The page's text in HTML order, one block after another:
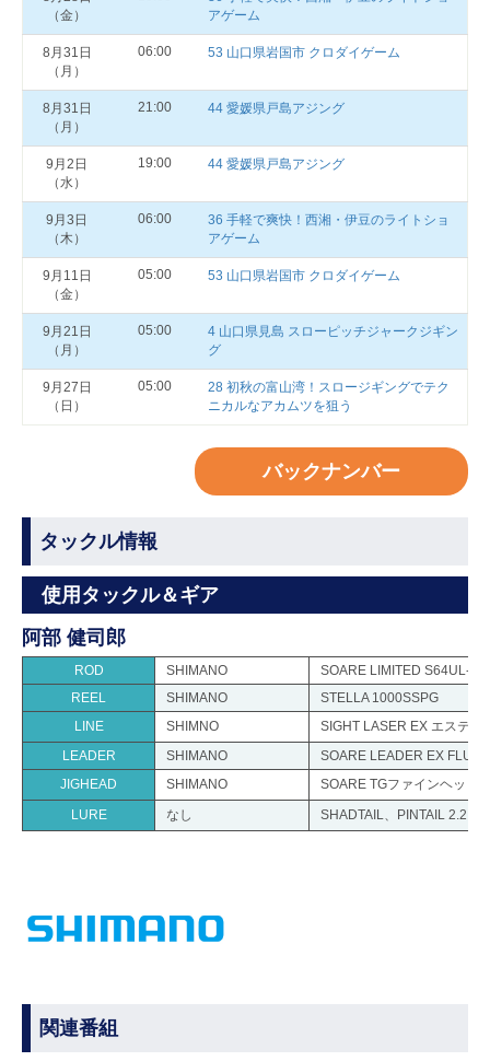
（金）
アゲーム
8月31日
（月）
06:00 53 山口県岩国市 クロダイゲーム
8月31日
（月）
21:00 44 愛媛県戸島アジング
9月2日
（水）
19:00 44 愛媛県戸島アジング
9月3日
（木）
06:00
36 手軽で爽快！西湘・伊豆のライトショ
アゲーム
9月11日
（金）
05:00 53 山口県岩国市 クロダイゲーム
9月21日
（月）
05:00
4 山口県見島 スローピッチジャークジギン
グ
9月27日
（日）
05:00
28 初秋の富山湾！スロージギングでテク
ニカルなアカムツを狙う
バックナンバー
タックル情報
使用タックル＆ギア
阿部 健司郎
ROD SHIMANO
SOARE LIMITED S64UL-S
REEL
SHIMANO
STELLA 1000SSPG
LINE
SHIMNO
SIGHT LASER EX エステル
LEADER
SHIMANO
SOARE LEADER EX
JIGHEAD
SHIMANO
SOARE TGファインヘッド
LURE
なし SHADTAIL、PINTAIL 2.2
関連番組